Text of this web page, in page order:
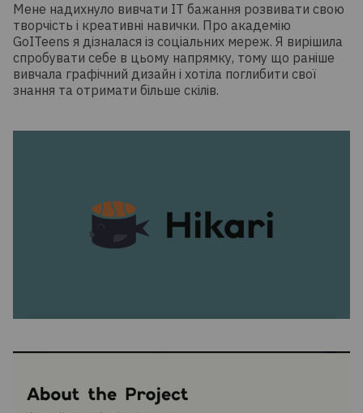
Мене надихнуло вивчати ІТ бажання розвивати свою
творчість і креативні навички. Про академію
GoITeens я дізналася із соціальних мереж. Я вирішила
спробувати себе в цьому напрямку, тому що раніше
вивчала графічний дизайн і хотіла поглибити свої
знання та отримати більше скілів.